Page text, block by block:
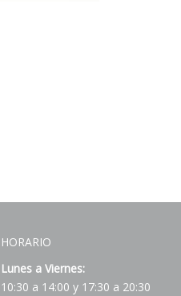
HORARIO
Lunes a Viernes:
10:30 a 14:00 y 17:30 a 20:30